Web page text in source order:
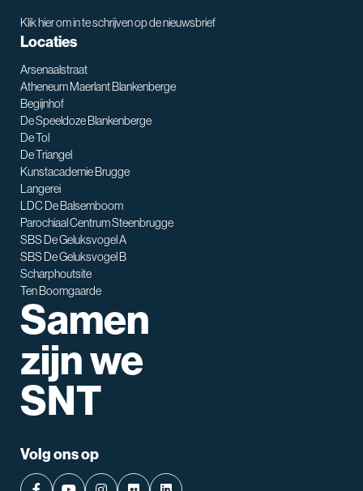
Klik hier om in te schrijven op de nieuwsbrief
Locaties
Arsenaalstraat
Atheneum Maerlant Blankenberge
Begijnhof
De Speeldoze Blankenberge
De Tol
De Triangel
Kunstacademie Brugge
Langerei
LDC De Balsemboom
Parochiaal Centrum Steenbrugge
SBS De Geluksvogel A
SBS De Geluksvogel B
Scharphoutsite
Ten Boomgaarde
Samen
zijn we
SNT
Volg ons op
SNT assistent
Waarmee kan ik je helpen?